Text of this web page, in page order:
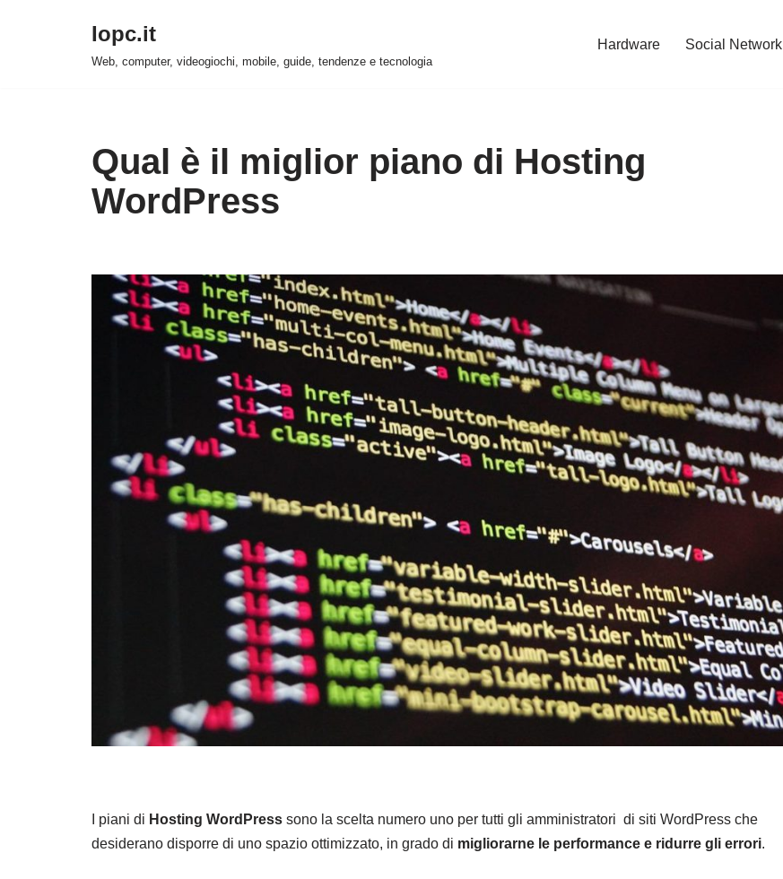
Iopc.it
Web, computer, videogiochi, mobile, guide, tendenze e tecnologia
Hardware Social Network
Qual è il miglior piano di Hosting
WordPress
I piani di Hosting WordPress sono la scelta numero uno per tutti gli amministratori di siti WordPress che
desiderano disporre di uno spazio ottimizzato, in grado di migliorarne le performance e ridurre gli errori.